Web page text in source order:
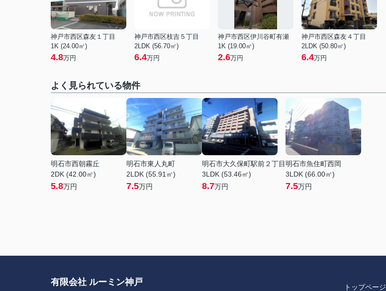
神戸市西区森友１丁目
1K (24.00㎡)
4.8万円
神戸市西区枝吉５丁目
2LDK (56.70㎡)
6.4万円
神戸市西区伊川谷町有瀬
1K (19.00㎡)
2.6万円
神戸市西区森友４丁目
2LDK (50.80㎡)
6.4万円
よく見られている物件
明石市西朝霧丘
2DK (42.00㎡)
5.8万円
明石市東人丸町
2LDK (55.91㎡)
7.5万円
明石市大久保町駅前２丁目
3LDK (53.46㎡)
8.7万円
明石市魚住町西岡
3LDK (66.00㎡)
7.5万円
有限会社 ルーミン神戸 トップページ